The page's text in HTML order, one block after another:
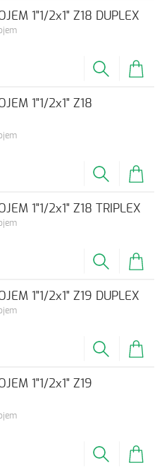
1"1/2x1" Z18 DUPLEX
1"1/2x1" Z18
1"1/2x1" Z18 TRIPLEX
1"1/2x1" Z19 DUPLEX
1"1/2x1" Z19